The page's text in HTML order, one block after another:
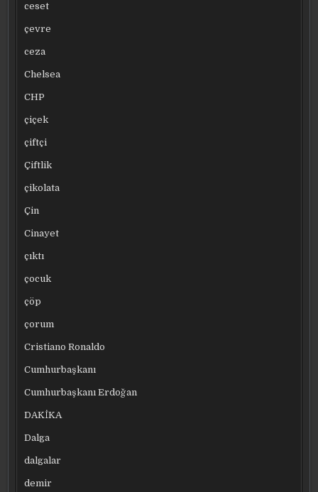
ceset
çevre
ceza
Chelsea
CHP
çiçek
çiftçi
Çiftlik
çikolata
Çin
Cinayet
çıktı
çocuk
çöp
çorum
Cristiano Ronaldo
Cumhurbaşkanı
Cumhurbaşkanı Erdoğan
DAKİKA
Dalga
dalgalar
demir